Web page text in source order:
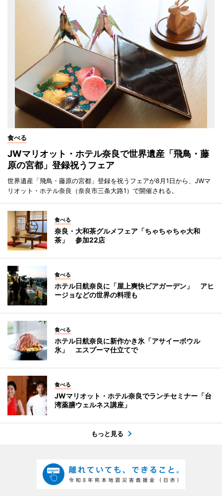
食べる
JWマリオット・ホテル奈良で世界遺産「飛鳥・藤
原の宮都」登録祝うフェア
世界遺産「飛鳥・藤原の宮都」登録を祝うフェアが8月1日から、JWマ
リオット・ホテル奈良（奈良市三条大路1）で開催される。
食べる
奈良・大和茶グルメフェア「ちゃちゃちゃ大和
茶」 参加22店
食べる
ホテル日航奈良に「屋上爽快ビアガーデン」 アヒ
ージョなどの世界の料理も
食べる
ホテル日航奈良に新作かき氷「アサイーボウル
氷」 エスプーマ仕立てで
食べる
JWマリオット・ホテル奈良でランチセミナー「台
湾薬膳ウェルネス講座」
もっと見る